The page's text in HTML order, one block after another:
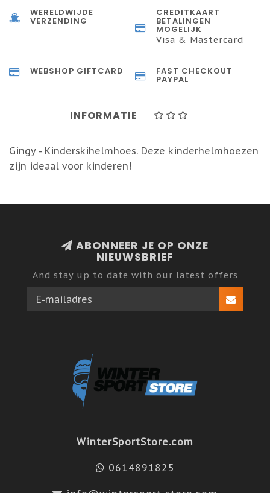
WERELDWIJDE
VERZENDING
CREDITKAART
BETALINGEN
MOGELIJK
Visa & Mastercard
WEBSHOP GIFTCARD FAST CHECKOUT
PAYPAL
INFORMATIE
Gingy - Kinderskihelmhoes. Deze kinderhelmhoezen
zijn ideaal voor kinderen!
ABONNEER JE OP ONZE
NIEUWSBRIEF
And stay up to date with our latest offers
WinterSportStore.com
0614891825